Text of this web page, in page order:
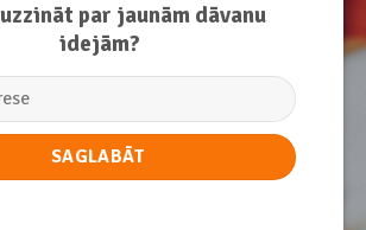
par jaunām dāvanu
idejām?